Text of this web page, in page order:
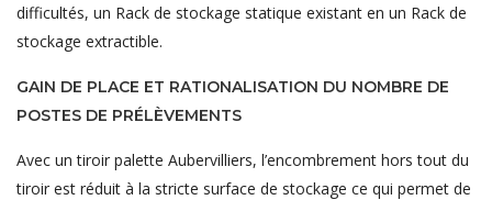
difficultés, un Rack de stockage statique existant en un Rack de
stockage extractible.
GAIN DE PLACE ET RATIONALISATION DU NOMBRE DE
POSTES DE PRÉLÈVEMENTS
Avec un tiroir palette Aubervilliers, l’encombrement hors tout du
tiroir est réduit à la stricte surface de stockage ce qui permet de